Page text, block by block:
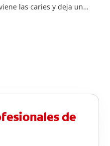
las caries y deja un
de